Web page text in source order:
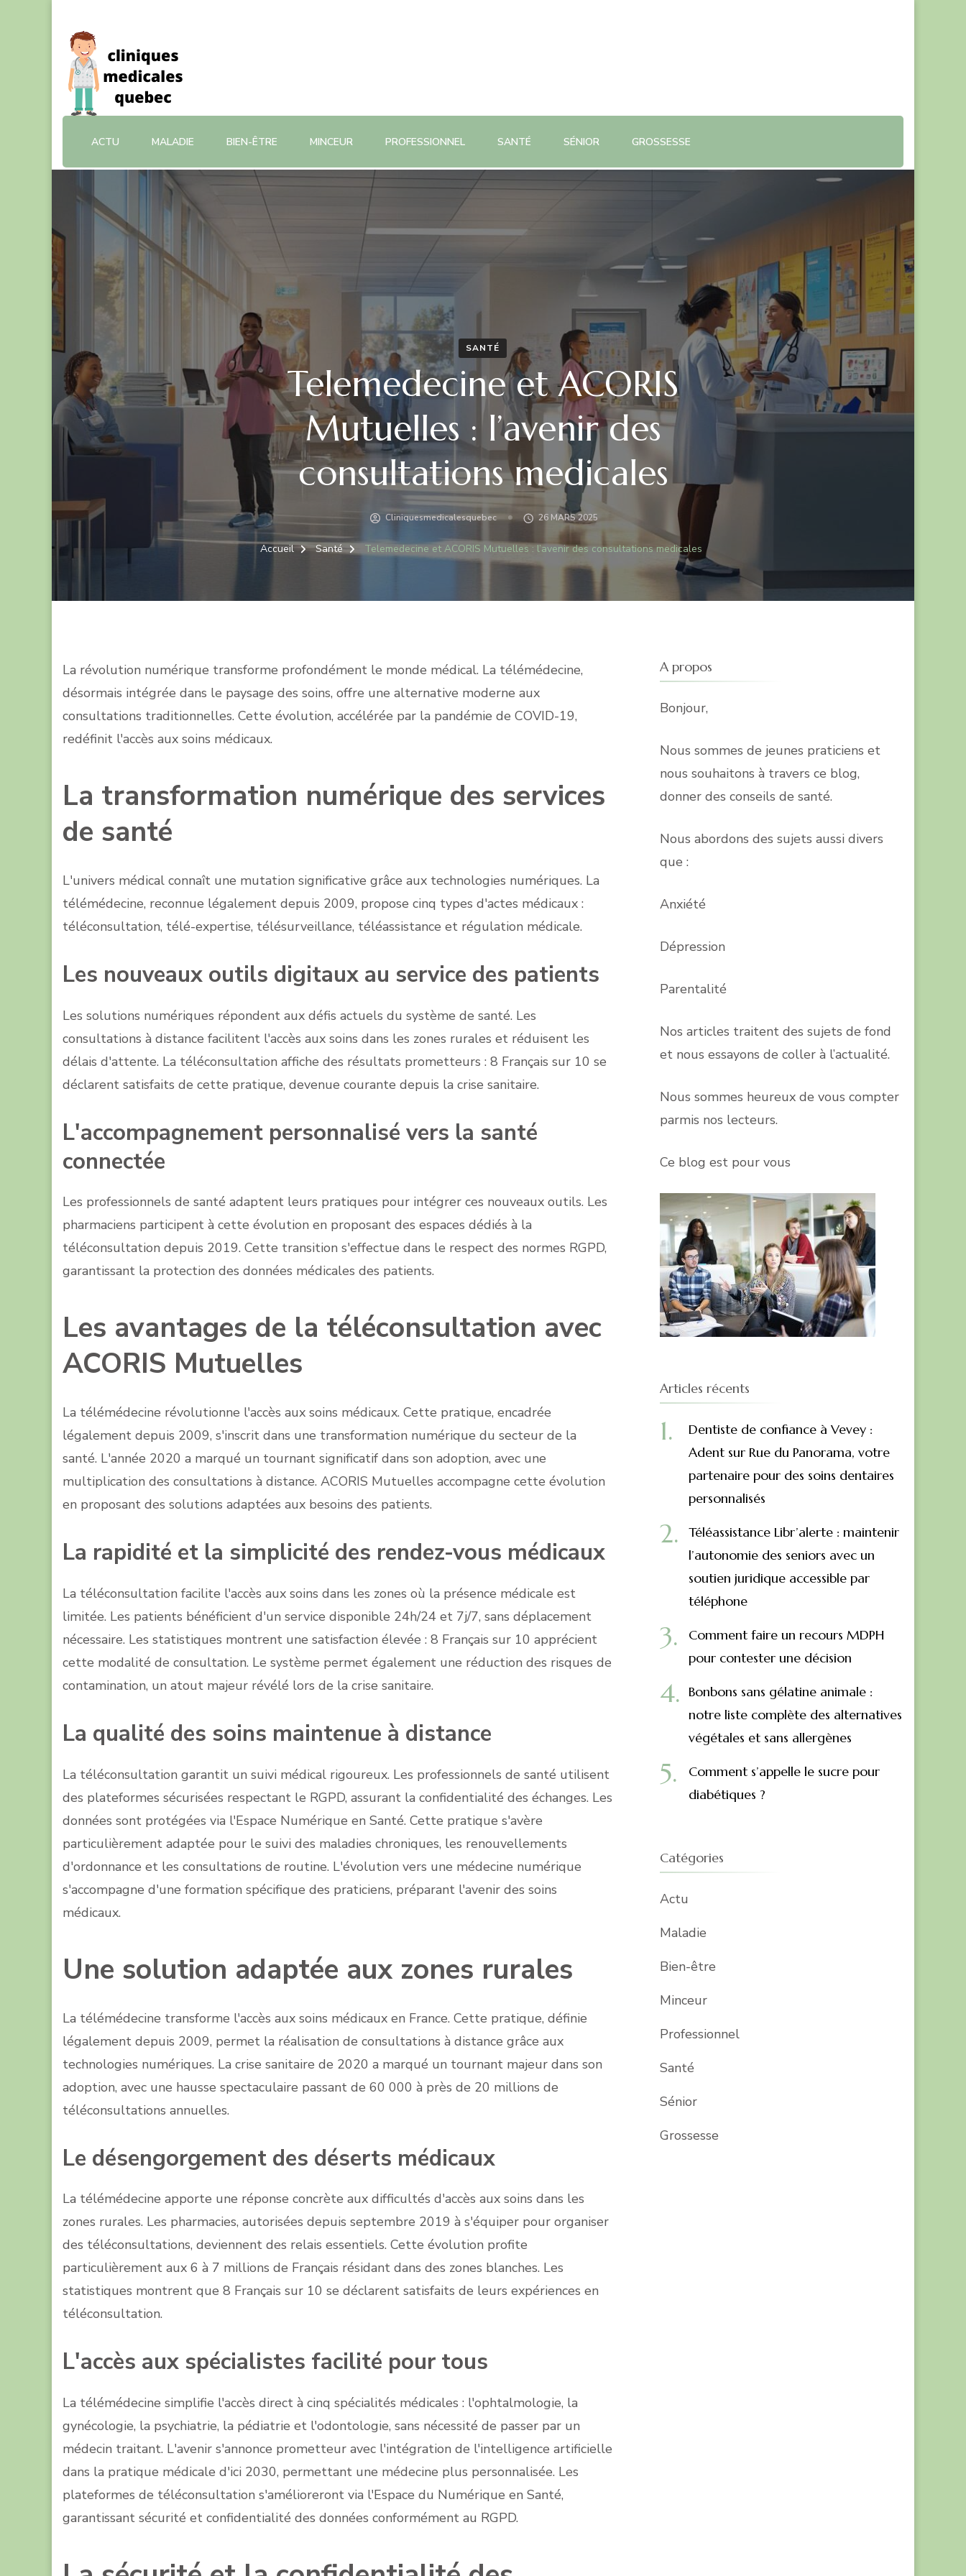
Cliniquesmedicalesquebec
blog santé
ACTU MALADIE BIEN-ÊTRE MINCEUR PROFESSIONNEL SANTÉ SÉNIOR GROSSESSE
SANTÉ
Telemedecine et ACORIS
Mutuelles : l’avenir des
consultations medicales
Cliniquesmedicalesquebec 26 MARS 2025
Accueil Santé Telemedecine et ACORIS Mutuelles : l’avenir des consultations medicales
La révolution numérique transforme profondément le monde médical. La télémédecine,
désormais intégrée dans le paysage des soins, offre une alternative moderne aux
consultations traditionnelles. Cette évolution, accélérée par la pandémie de COVID-19,
redéfinit l'accès aux soins médicaux.
La transformation numérique des services
de santé
L'univers médical connaît une mutation significative grâce aux technologies numériques. La
télémédecine, reconnue légalement depuis 2009, propose cinq types d'actes médicaux :
téléconsultation, télé-expertise, télésurveillance, téléassistance et régulation médicale.
Les nouveaux outils digitaux au service des patients
Les solutions numériques répondent aux défis actuels du système de santé. Les
consultations à distance facilitent l'accès aux soins dans les zones rurales et réduisent les
délais d'attente. La téléconsultation affiche des résultats prometteurs : 8 Français sur 10 se
déclarent satisfaits de cette pratique, devenue courante depuis la crise sanitaire.
L'accompagnement personnalisé vers la santé
connectée
Les professionnels de santé adaptent leurs pratiques pour intégrer ces nouveaux outils. Les
pharmaciens participent à cette évolution en proposant des espaces dédiés à la
téléconsultation depuis 2019. Cette transition s'effectue dans le respect des normes RGPD,
garantissant la protection des données médicales des patients.
Les avantages de la téléconsultation avec
ACORIS Mutuelles
La télémédecine révolutionne l'accès aux soins médicaux. Cette pratique, encadrée
légalement depuis 2009, s'inscrit dans une transformation numérique du secteur de la
santé. L'année 2020 a marqué un tournant significatif dans son adoption, avec une
multiplication des consultations à distance. ACORIS Mutuelles accompagne cette évolution
en proposant des solutions adaptées aux besoins des patients.
La rapidité et la simplicité des rendez-vous médicaux
La téléconsultation facilite l'accès aux soins dans les zones où la présence médicale est
limitée. Les patients bénéficient d'un service disponible 24h/24 et 7j/7, sans déplacement
nécessaire. Les statistiques montrent une satisfaction élevée : 8 Français sur 10 apprécient
cette modalité de consultation. Le système permet également une réduction des risques de
contamination, un atout majeur révélé lors de la crise sanitaire.
La qualité des soins maintenue à distance
La téléconsultation garantit un suivi médical rigoureux. Les professionnels de santé utilisent
des plateformes sécurisées respectant le RGPD, assurant la confidentialité des échanges. Les
données sont protégées via l'Espace Numérique en Santé. Cette pratique s'avère
particulièrement adaptée pour le suivi des maladies chroniques, les renouvellements
d'ordonnance et les consultations de routine. L'évolution vers une médecine numérique
s'accompagne d'une formation spécifique des praticiens, préparant l'avenir des soins
médicaux.
Une solution adaptée aux zones rurales
La télémédecine transforme l'accès aux soins médicaux en France. Cette pratique, définie
légalement depuis 2009, permet la réalisation de consultations à distance grâce aux
technologies numériques. La crise sanitaire de 2020 a marqué un tournant majeur dans son
adoption, avec une hausse spectaculaire passant de 60 000 à près de 20 millions de
téléconsultations annuelles.
Le désengorgement des déserts médicaux
La télémédecine apporte une réponse concrète aux difficultés d'accès aux soins dans les
zones rurales. Les pharmacies, autorisées depuis septembre 2019 à s'équiper pour organiser
des téléconsultations, deviennent des relais essentiels. Cette évolution profite
particulièrement aux 6 à 7 millions de Français résidant dans des zones blanches. Les
statistiques montrent que 8 Français sur 10 se déclarent satisfaits de leurs expériences en
téléconsultation.
L'accès aux spécialistes facilité pour tous
La télémédecine simplifie l'accès direct à cinq spécialités médicales : l'ophtalmologie, la
gynécologie, la psychiatrie, la pédiatrie et l'odontologie, sans nécessité de passer par un
médecin traitant. L'avenir s'annonce prometteur avec l'intégration de l'intelligence artificielle
dans la pratique médicale d'ici 2030, permettant une médecine plus personnalisée. Les
plateformes de téléconsultation s'amélioreront via l'Espace du Numérique en Santé,
garantissant sécurité et confidentialité des données conformément au RGPD.
A propos
Bonjour,
Nous sommes de jeunes praticiens et
nous souhaitons à travers ce blog,
donner des conseils de santé.
Nous abordons des sujets aussi divers
que :
Anxiété
Dépression
Parentalité
Nos articles traitent des sujets de fond
et nous essayons de coller à l’actualité.
Nous sommes heureux de vous compter
parmis nos lecteurs.
Ce blog est pour vous
Articles récents
Dentiste de confiance à Vevey :
Adent sur Rue du Panorama, votre
partenaire pour des soins dentaires
personnalisés
Téléassistance Libr’alerte : maintenir
l’autonomie des seniors avec un
soutien juridique accessible par
téléphone
Comment faire un recours MDPH
pour contester une décision
Bonbons sans gélatine animale :
notre liste complète des alternatives
végétales et sans allergènes
Comment s’appelle le sucre pour
diabétiques ?
Catégories
Actu
Maladie
Bien-être
Minceur
Professionnel
Santé
Sénior
Grossesse